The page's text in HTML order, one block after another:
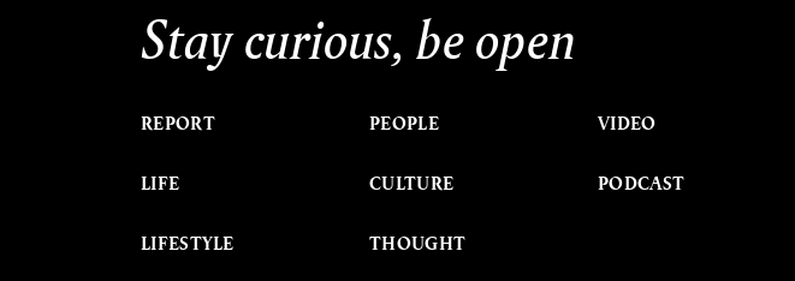
Stay curious, be open
REPORT
LIFE
LIFESTYLE
PEOPLE
CULTURE
THOUGHT
VIDEO
PODCAST